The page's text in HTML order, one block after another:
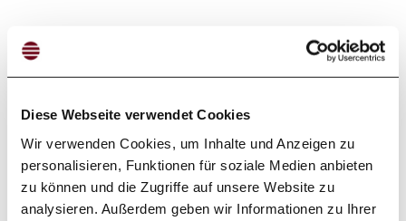
Diese Webseite verwendet Cookies
Wir verwenden Cookies, um Inhalte und Anzeigen zu
personalisieren, Funktionen für soziale Medien anbieten
zu können und die Zugriffe auf unsere Website zu
analysieren. Außerdem geben wir Informationen zu Ihrer